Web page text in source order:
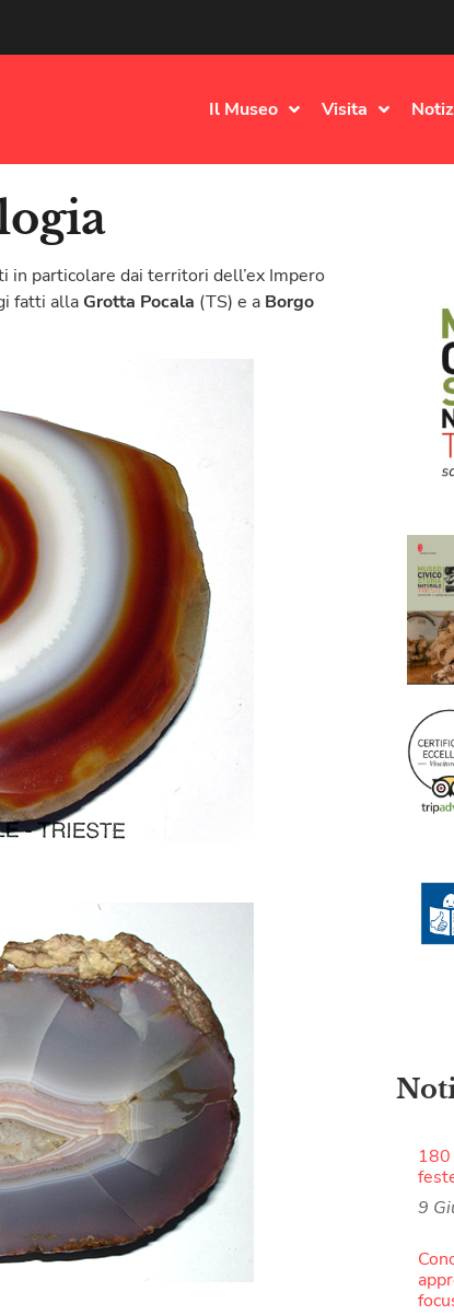
Il Museo Visita
in particolare dai territori dell’ex Impero
fatti allaGrotta Pocala (TS) e a Borgo
9